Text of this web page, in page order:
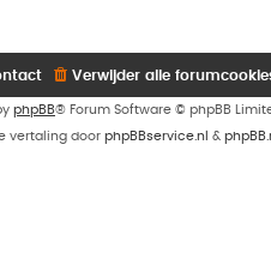
Verwijder alle
phpBB® Forum Software © phpBB
vertaling door phpBBservice.nl &